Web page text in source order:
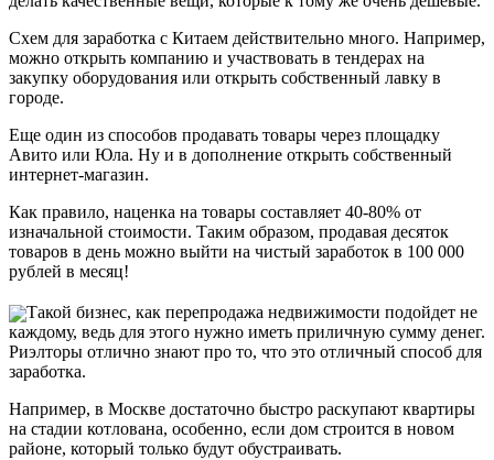
Схем для заработка с Китаем действительно много. Например,
можно открыть компанию и участвовать в тендерах на
закупку оборудования или открыть собственный лавку в
городе.
Еще один из способов продавать товары через площадку
Авито или Юла. Ну и в дополнение открыть собственный
интернет-магазин.
Как правило, наценка на товары составляет 40-80% от
изначальной стоимости. Таким образом, продавая десяток
товаров в день можно выйти на чистый заработок в 100 000
рублей в месяц!
Такой бизнес, как перепродажа недвижимости подойдет не
каждому, ведь для этого нужно иметь приличную сумму денег.
Риэлторы отлично знают про то, что это отличный способ для
заработка.
Например, в Москве достаточно быстро раскупают квартиры
на стадии котлована, особенно, если дом строится в новом
районе, который только будут обустраивать.